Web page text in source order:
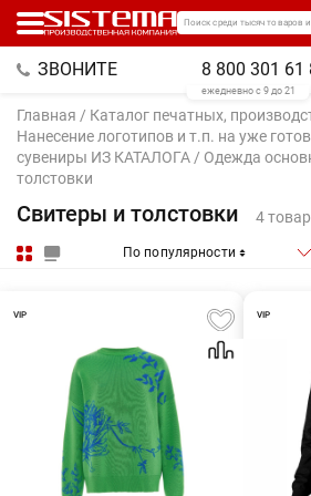
Поиск среди тысяч товаров и
ЗВОНИТЕ 8 800 301 61
ежедневно с 9 до 21
Главная / Каталог печатных,
Нанесение логотипов и т.п. на уже
сувениры ИЗ КАТАЛОГА / Одежда
толстовки
Свитеры и толстовки 4
По популярности
VIP VIP